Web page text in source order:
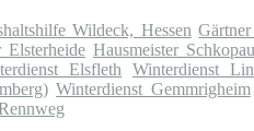
Wildeck, Hessen
Elsterheide Hausmeister Schkopau
Elsfleth Winterdienst
Winterdienst Gemmrigheim